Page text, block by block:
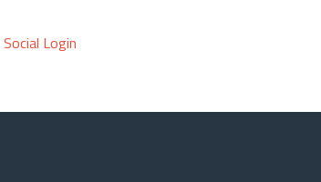
Social Login